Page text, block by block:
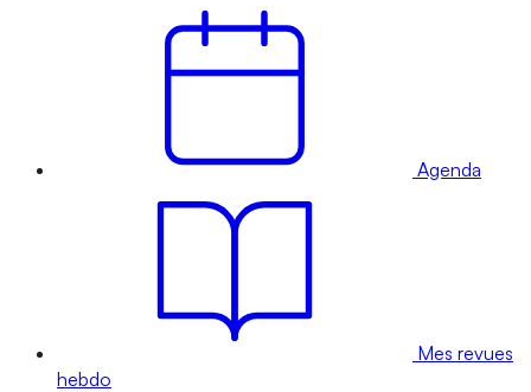
Agenda
Mes revues
hebdo